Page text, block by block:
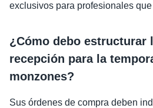
exclusivos para profesionales
¿Cómo debo estructurar
recepción para la
monzones?
Sus órdenes de compra deben